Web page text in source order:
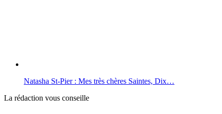
Natasha St-Pier : Mes très chères Saintes, Dix…
La rédaction vous conseille